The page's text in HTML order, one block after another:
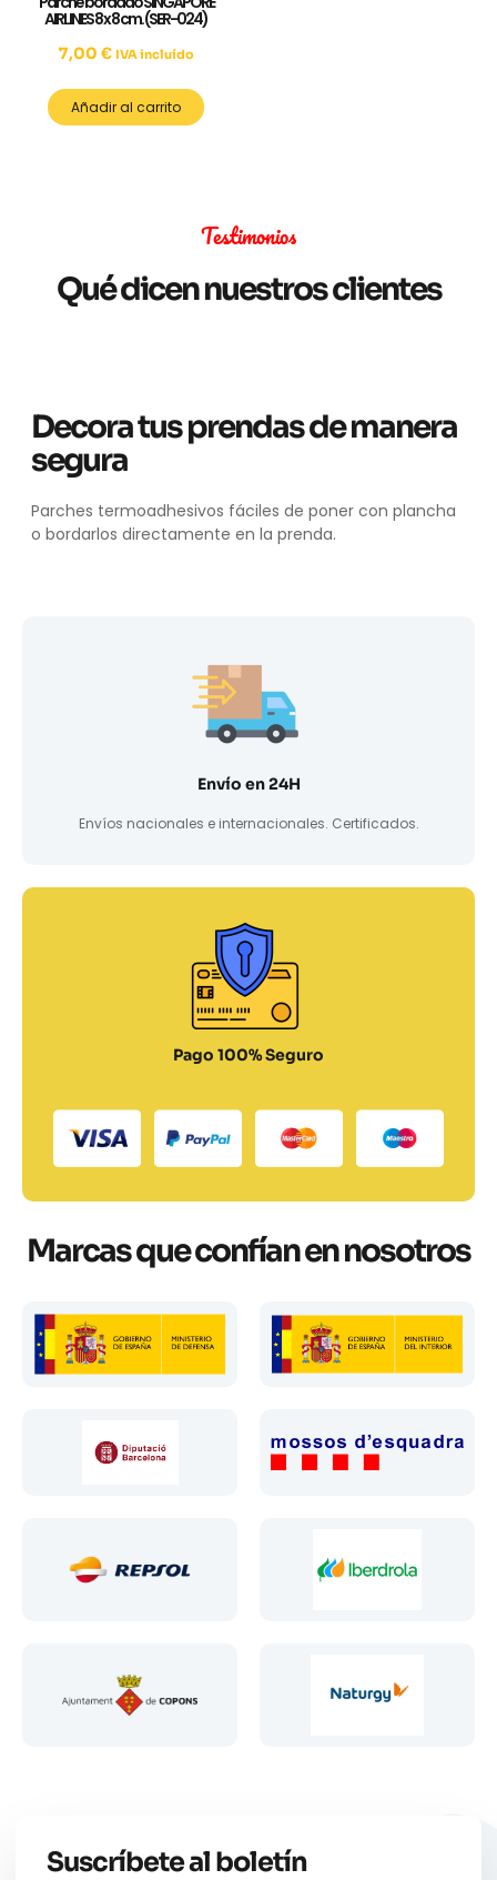
AIRLINES 8 x 8 cm. (SER-024)
7,00 € IVA incluído
Añadir al carrito
Testimonios
Qué dicen nuestros clientes
Decora tus prendas de manera
segura
Parches termoadhesivos fáciles de poner con plancha
o bordarlos directamente en la prenda.
Envío en 24H
Envíos nacionales e internacionales. Certificados.
Pago 100% Seguro
Marcas que confían en nosotros
Suscríbete al boletín